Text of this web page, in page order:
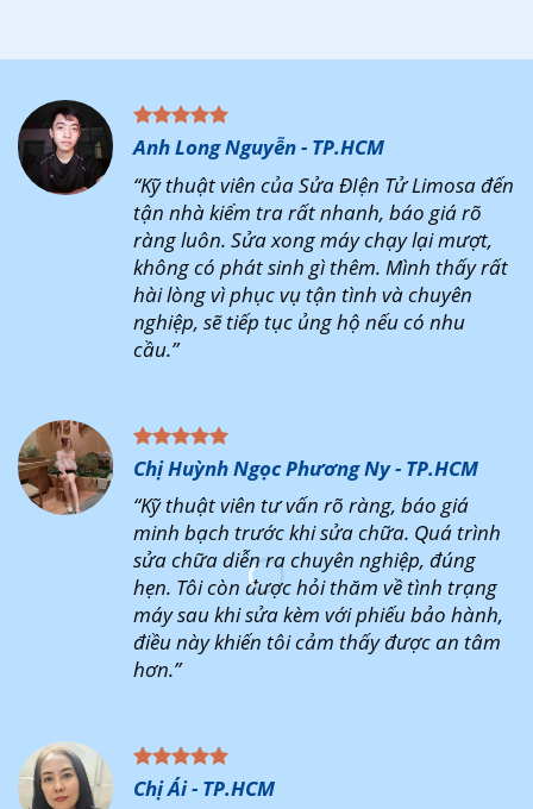
Anh Long Nguyễn - TP.HCM
“Kỹ thuật viên của Sửa ĐIện Tử Limosa đến
tận nhà kiểm tra rất nhanh, báo giá rõ
ràng luôn. Sửa xong máy chạy lại mượt,
không có phát sinh gì thêm. Mình thấy rất
hài lòng vì phục vụ tận tình và chuyên
nghiệp, sẽ tiếp tục ủng hộ nếu có nhu
cầu.”
Chị Huỳnh Ngọc Phương Ny - TP.HCM
“Kỹ thuật viên tư vấn rõ ràng, báo giá
minh bạch trước khi sửa chữa. Quá trình
sửa chữa diễn ra chuyên nghiệp, đúng
hẹn. Tôi còn được hỏi thăm về tình trạng
máy sau khi sửa kèm với phiếu bảo hành,
điều này khiến tôi cảm thấy được an tâm
hơn.”
Chị Ái - TP.HCM